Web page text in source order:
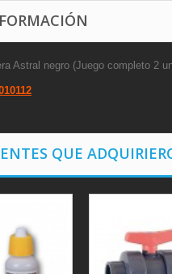
Astral negro (Juego completo 2
QUE